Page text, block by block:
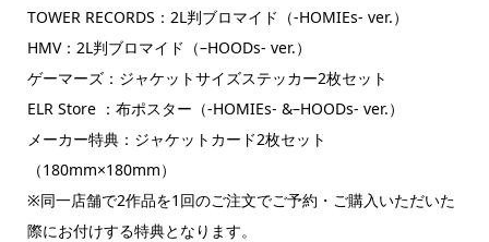
TOWER RECORDS：2L判ブロマイド（-HOMIEs- ver.）
HMV：2L判ブロマイド（–HOODs- ver.）
ゲーマーズ：ジャケットサイズステッカー2枚セット
ELR Store ：布ポスター（-HOMIEs- &–HOODs- ver.）
メーカー特典：ジャケットカード2枚セット
（180mm×180mm）
※同一店舗で2作品を1回のご注文でご予約・ご購入いただいた
際にお付けする特典となります。